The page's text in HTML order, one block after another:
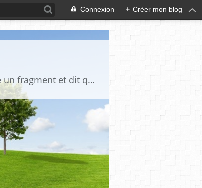
Connexion + Créer mon blog
"La vérité est un miroir tombé de la main de Dieu et qui s'est brisé. Chacun en ramasse un fragment et dit que toute la vérité s'y trouve" Djalāl ad-Dīn Rūmī (1207-1273)